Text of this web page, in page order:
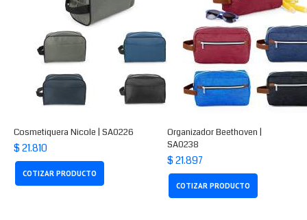
Cosmetiquera Nicole | SA0226
$ 21.810
COTIZAR PRODUCTO
Organizador Beethoven |
SA0238
$ 21.897
COTIZAR PRODUCTO